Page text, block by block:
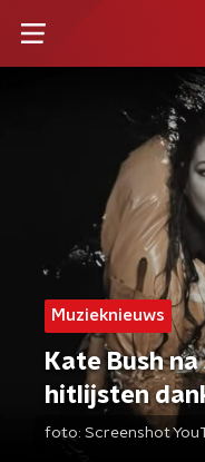
Muzieknieuws
Kate Bush
hitlijsten
foto: Screenshot